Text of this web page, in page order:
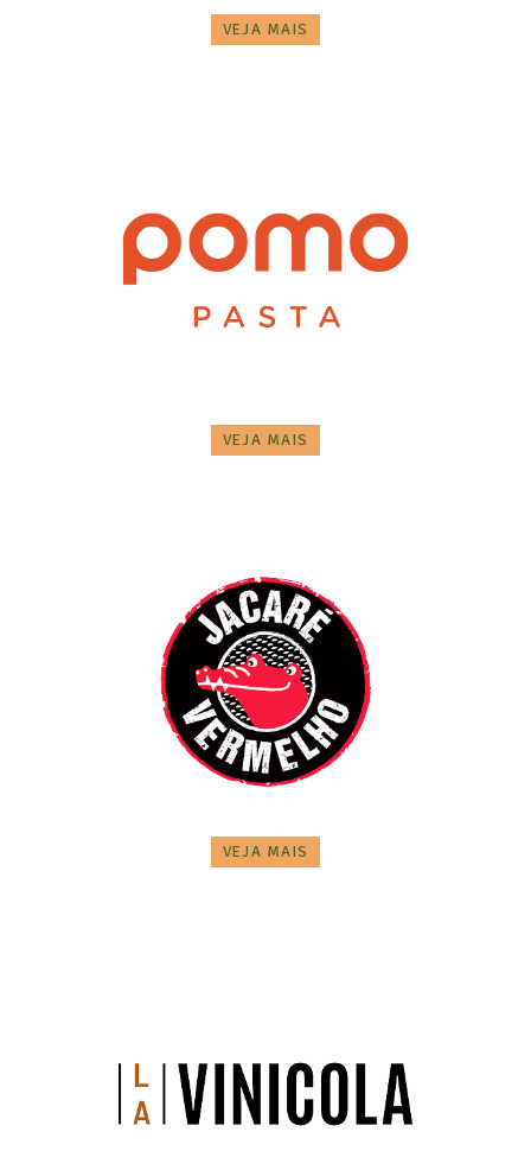
VEJA MAIS
VEJA MAIS
VEJA MAIS